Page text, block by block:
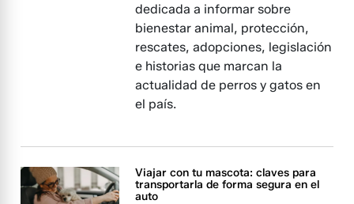
dedicada a informar sobre
bienestar animal, protección,
rescates, adopciones, legislación
e historias que marcan la
actualidad de perros y gatos en
el país.
Viajar con tu mascota: claves para
transportarla de forma segura en el
auto